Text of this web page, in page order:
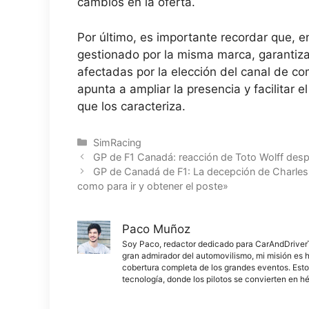
Por último, es importante recordar que,
gestionado por la misma marca,
afectadas por la elección del canal de
apunta a ampliar la presencia y facilitar
que los caracteriza.
Categorías
SimRacing
GP de F1 Canadá: reacción de Toto Wolff
GP de Canadá de F1: La decepción de
como para ir y obtener el poste»
Paco Muñoz
Soy Paco, redactor dedicado para
gran admirador del automovilismo, mi misión
cobertura completa de los grandes eventos.
tecnología, donde los pilotos se convierten en